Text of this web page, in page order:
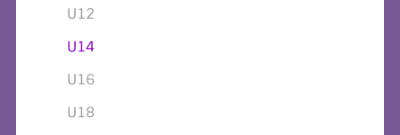
U12
U14
U16
U18